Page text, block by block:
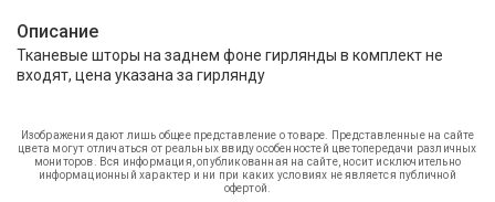
Описание
Тканевые шторы на заднем фоне гирлянды в комплект не
входят, цена указана за гирлянду
Изображения дают лишь общее представление о товаре. Представленные на сайте
цвета могут отличаться от реальных ввиду особенностей цветопередачи различных
мониторов. Вся информация, опубликованная на сайте, носит исключительно
информационный характер и ни при каких условиях не является публичной
офертой.